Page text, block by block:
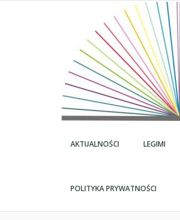
AKTUALNOŚCI LEGIMI
POLITYKA PRYWATNOŚCI